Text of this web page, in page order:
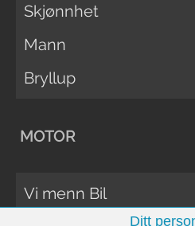
Skjønnhet
Mann
Bryllup
MOTOR
Vi menn Bil
Ditt